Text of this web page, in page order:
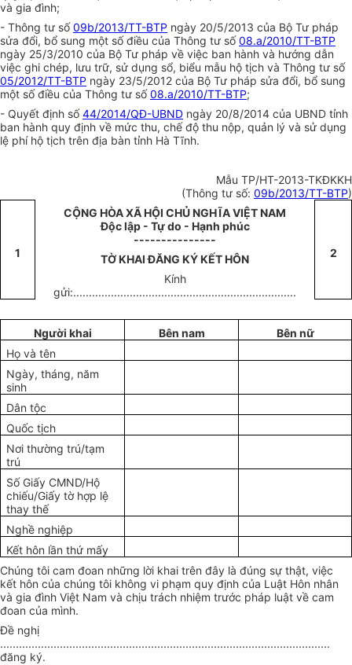
và gia đình;
- Thông tư số09b/2013/TT-BTP ngày 20/5/2013 của Bộ Tư pháp
sửa đổi, bổ sung một số điều của Thông tư số08.a/2010/TT-BTP
ngày 25/3/2010 của Bộ Tư pháp về việc ban hành và hướng dẫn
việc ghi chép, lưu trữ, sử dụng sổ, biểu mẫu hộ tịch và Thông tư số
05/2012/TT-BTP ngày 23/5/2012 của Bộ Tư pháp sửa đổi, bổ sung
một số điều của Thông tư số08.a/2010/TT-BTP;
- Quyết định số44/2014/QĐ-UBND ngày 20/8/2014 của UBND tỉnh
ban hành quy định về mức thu, chế độ thu nộp, quản lý và sử dụng
lệ phí hộ tịch trên địa bàn tỉnh Hà Tĩnh.
Mẫu TP/HT-2013-TKĐKKH
(Thông tư số: 09b/2013/TT-BTP)
1
CỘNG HÒA XÃ HỘI CHỦ NGHĨA VIỆT NAM
Độc lập - Tự do - Hạnh phúc
---------------
TỜ KHAI ĐĂNG KÝ KẾT HÔN
Kính
gửi:.......................................................................
2
Người khai Bên nam
Bên nữ
Họ và tên
Ngày, tháng, năm
sinh
Dân tộc
Quốc tịch
Nơi thường trú/tạm
trú
Số Giấy CMND/Hộ
chiếu/Giấy tờ hợp lệ
thay thế
Nghề nghiệp
Kết hôn lần thứ mấy
Chúng tôi cam đoan những lời khai trên đây là đúng sự thật, việc
kết hôn của chúng tôi không vi phạm quy định của Luật Hôn nhân
và gia đình Việt Nam và chịu trách nhiệm trước pháp luật về cam
đoan của mình.
Đề nghị
.........................................................................................................
đăng ký.